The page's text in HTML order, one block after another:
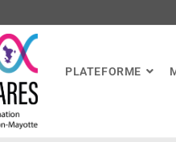
PLATEFORME